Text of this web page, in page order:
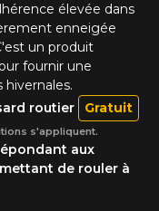
élevée dans
enneigée
un produit
fournir une
aux
de rouler à
routier Gratuit
s'appliquent.